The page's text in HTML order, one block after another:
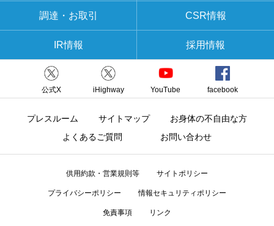
調達・お取引 CSR情報
IR情報 採用情報
公式X iHighway YouTube facebook
プレスルーム サイトマップ
お身体の不自由な方
よくあるご質問
お問い合わせ
供用約款・営業規則等 サイトポリシー
プライバシーポリシー 情報セキュリティポリシー
免責事項 リンク